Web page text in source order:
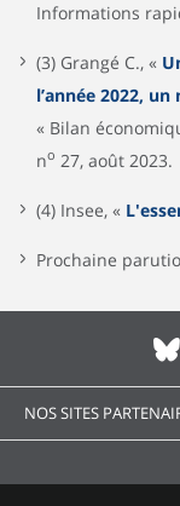
Informations
(3) Grangé C., «
l’année 2022,
« Bilan
no 27, août 2023.
(4) Insee, «
Prochaine
NOS SITES